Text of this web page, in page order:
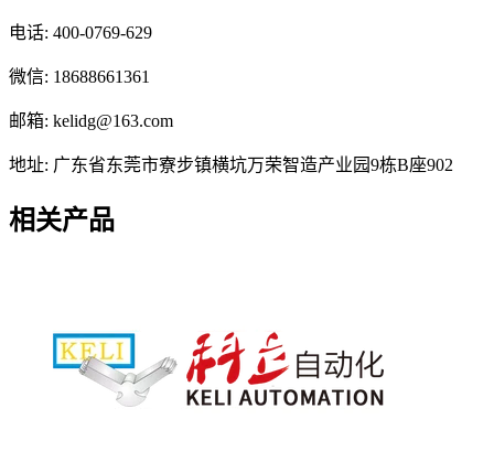
电话: 400-0769-629
微信: 18688661361
邮箱: kelidg@163.com
地址: 广东省东莞市寮步镇横坑万荣智造产业园9栋B座902
相关产品